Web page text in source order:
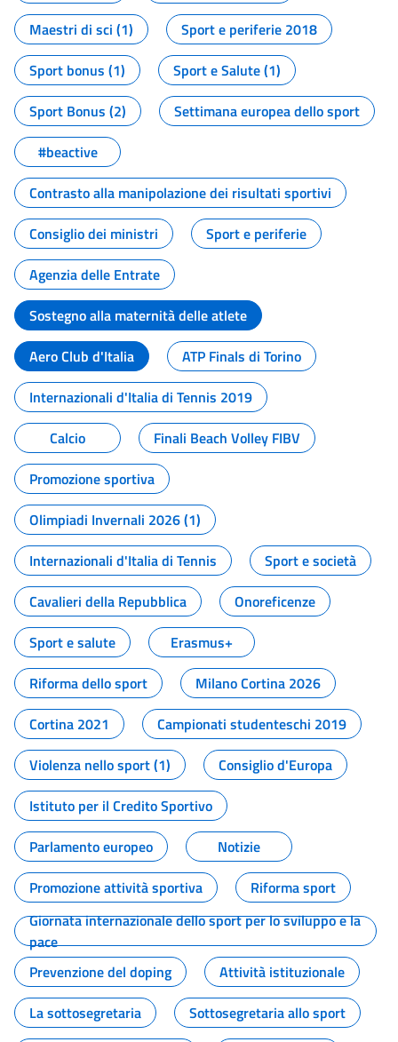
Maestri di sci (1)
Sport e periferie 2018
Sport bonus (1)
Sport e Salute (1)
Sport Bonus (2)
Settimana europea dello sport
#beactive
Contrasto alla manipolazione dei risultati sportivi
Consiglio dei ministri
Sport e periferie
Agenzia delle Entrate
Sostegno alla maternità delle atlete
Aero Club d'Italia
ATP Finals di Torino
Internazionali d'Italia di Tennis 2019
Calcio
Finali Beach Volley FIBV
Promozione sportiva
Olimpiadi Invernali 2026 (1)
Internazionali d'Italia di Tennis
Sport e società
Cavalieri della Repubblica
Onoreficenze
Sport e salute
Erasmus+
Riforma dello sport
Milano Cortina 2026
Cortina 2021
Campionati studenteschi 2019
Violenza nello sport (1)
Consiglio d'Europa
Istituto per il Credito Sportivo
Parlamento europeo
Notizie
Promozione attività sportiva
Riforma sport
Giornata internazionale dello sport per lo sviluppo e la
pace
Prevenzione del doping
Attività istituzionale
La sottosegretaria
Sottosegretaria allo sport